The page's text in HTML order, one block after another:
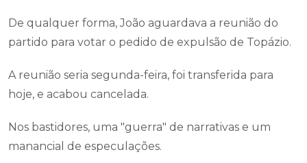
De qualquer forma, João aguardava a reunião do
partido para votar o pedido de expulsão de Topázio.
A reunião seria segunda-feira, foi transferida para
hoje, e acabou cancelada.
Nos bastidores, uma "guerra" de narrativas e um
manancial de especulações.